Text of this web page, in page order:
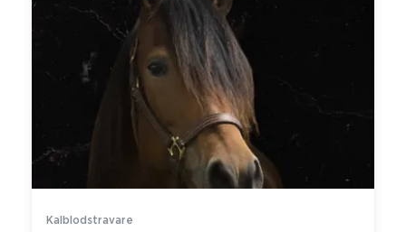
Kalblodstravare